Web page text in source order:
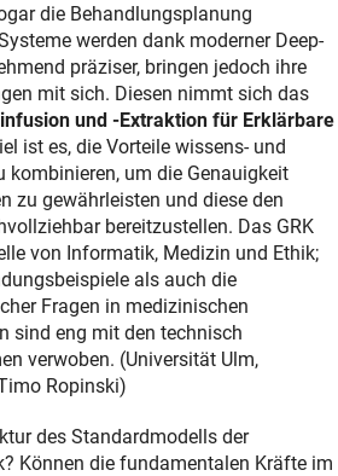
die Behandlungsplanung
werden dank moderner Deep-
präziser, bringen jedoch ihre
mit sich. Diesen nimmt sich das
und -Extraktion für Erklärbare
ist es, die Vorteile wissens- und
kombinieren, um die Genauigkeit
zu gewährleisten und diese den
bereitzustellen. Das GRK
von Informatik, Medizin und Ethik;
als auch die
Fragen in medizinischen
sind eng mit den technisch
verwoben. (Universität Ulm,
Ropinski)
des Standardmodells der
Können die fundamentalen Kräfte im